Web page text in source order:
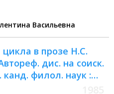
Васильевна
в прозе Н.С.
дис. на соиск.
канд. филол. наук :